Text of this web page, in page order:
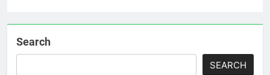
Search
SEARCH